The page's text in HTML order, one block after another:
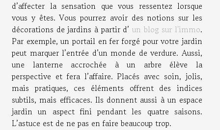
d’affecter la sensation que vous ressentez lorsque
vous y êtes. Vous pourrez avoir des notions sur les
décorations de jardins à partir d’ un blog sur l'immo.
Par exemple, un portail en fer forgé pour votre jardin
peut marquer l’entrée d’un monde de verdure. Aussi,
une lanterne accrochée à un arbre élève la
perspective et fera l’affaire. Placés avec soin, jolis,
mais pratiques, ces éléments offrent des indices
subtils, mais efficaces. Ils donnent aussi à un espace
jardin un aspect fini pendant les quatre saisons.
L’astuce est de ne pas en faire beaucoup trop.